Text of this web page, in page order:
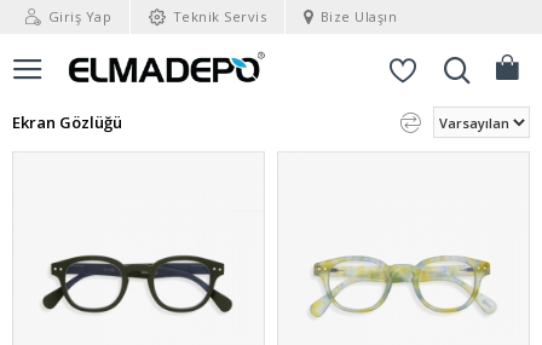
Giriş Yap Teknik Servis Bize Ulaşın
Ekran Gözlüğü